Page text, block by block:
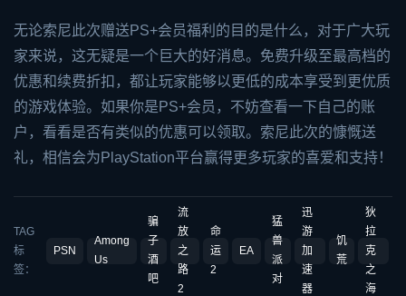
无论索尼此次赠送PS+会员福利的目的是什么，对于广大玩
家来说，这无疑是一个巨大的好消息。免费升级至最高档的
优惠和续费折扣，都让玩家能够以更低的成本享受到更优质
的游戏体验。如果你是PS+会员，不妨查看一下自己的账
户，看看是否有类似的优惠可以领取。索尼此次的慷慨送
礼，相信会为PlayStation平台赢得更多玩家的喜爱和支持！
TAG
标
签：
PSN
Among
Us
骗
子
酒
吧
流
放
之
路
2
命
运
2
EA
猛
兽
派
对
迅
游
加
速
器
饥
荒
狄
拉
克
之
海